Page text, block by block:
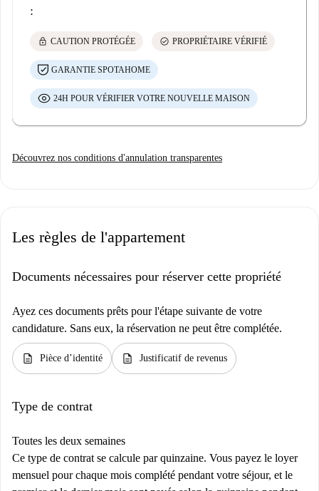
:
lock CAUTION PROTÉGÉE check_circle PROPRIÉTAIRE VÉRIFIÉ
GARANTIE SPOTAHOME
24H POUR VÉRIFIER VOTRE NOUVELLE MAISON
Découvrez nos conditions d'annulation transparentes
Les règles de l'appartement
Documents nécessaires pour réserver cette propriété
Ayez ces documents prêts pour l'étape suivante de votre
candidature. Sans eux, la réservation ne peut être complétée.
description Pièce d’identité description Justificatif de revenus
Type de contrat
Toutes les deux semaines
Ce type de contrat se calcule par quinzaine. Vous payez le loyer
mensuel pour chaque mois complété pendant votre séjour, et le